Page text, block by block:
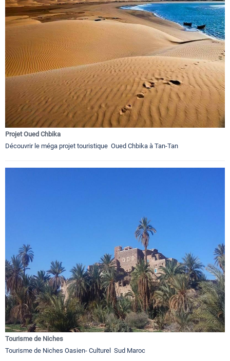
Projet Oued Chbika
Découvrir le méga projet touristique Oued Chbika à Tan-Tan
Tourisme de Niches
Tourisme de Niches Oasien- Culturel Sud Maroc